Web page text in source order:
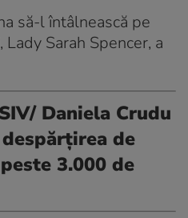
să-l întâlnească pe
Sarah Spencer, a
Daniela Crudu
de
3.000 de